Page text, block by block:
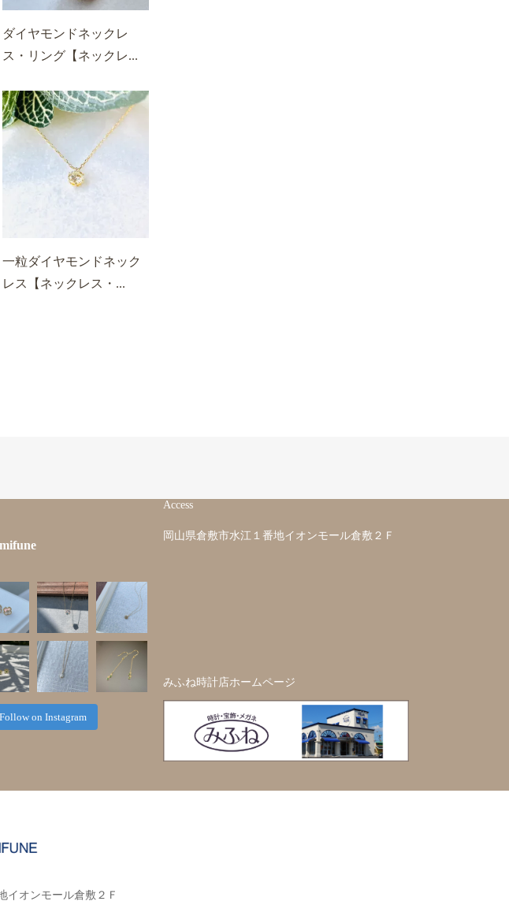
ダイヤモンドネックレ
ス・リング【ネックレ...
一粒ダイヤモンドネック
レス【ネックレス・...
Follow on Instagram
Access
岡山県倉敷市水江１番地イオンモール倉敷２Ｆ
みふね時計店ホームページ
イオンモール倉敷２Ｆ